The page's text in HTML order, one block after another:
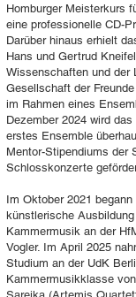
Homburger Meisterkurs
eine professionelle CD-
Darüber hinaus erhielt
Hans und Gertrud
Wissenschaften und der
Gesellschaft der
im Rahmen eines
Dezember 2024 wird
erstes Ensemble
Mentor-Stipendiums der
Schlosskonzerte
Im Oktober 2021
künstlerische
Kammermusik an der
Vogler. Im April 2025
Studium an der UdK
Kammermusikklasse